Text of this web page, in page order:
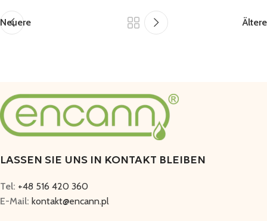
Neuere Ältere
LASSEN SIE UNS IN KONTAKT BLEIBEN
Tel: +48 516 420 360
E-Mail: kontakt@encann.pl